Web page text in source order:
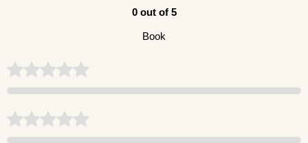
0 out of 5
Book